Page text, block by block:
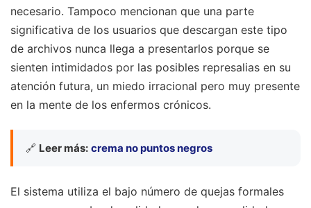
necesario. Tampoco mencionan que una parte
significativa de los usuarios que descargan este tipo
de archivos nunca llega a presentarlos porque se
sienten intimidados por las posibles represalias en su
atención futura, un miedo irracional pero muy presente
en la mente de los enfermos crónicos.
🔗 Leer más: crema no puntos negros
El sistema utiliza el bajo número de quejas formales